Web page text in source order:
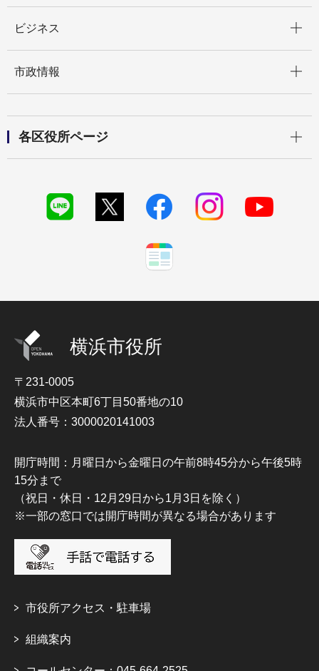
ビジネス
市政情報
各区役所ページ
横浜市役所
〒231-0005
横浜市中区本町6丁目50番地の10
法人番号：3000020141003
開庁時間：月曜日から金曜日の午前8時45分から午後5時
15分まで
（祝日・休日・12月29日から1月3日を除く）
※一部の窓口では開庁時間が異なる場合があります
市役所アクセス・駐車場
組織案内